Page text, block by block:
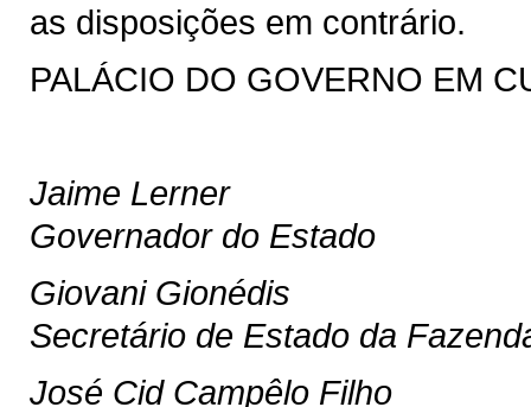
as disposições em contrário.
PALÁCIO DO GOVERNO EM
Jaime Lerner
Governador do Estado
Giovani Gionédis
Secretário de Estado da
José Cid Campêlo Filho